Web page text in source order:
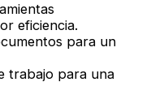
eficiencia.
para un
trabajo para una